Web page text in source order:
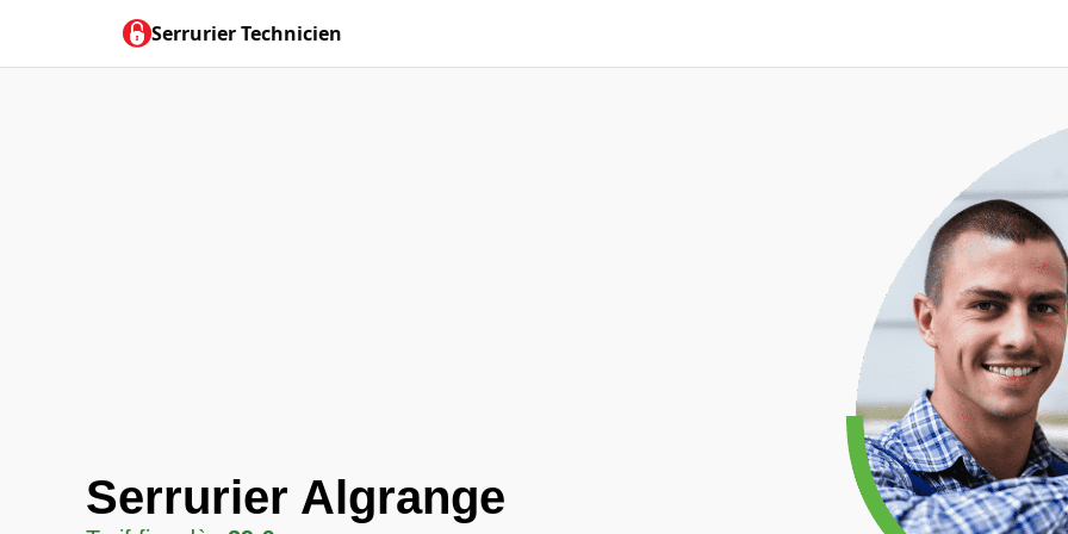
Serrurier Technicien
Serrurier Algrange